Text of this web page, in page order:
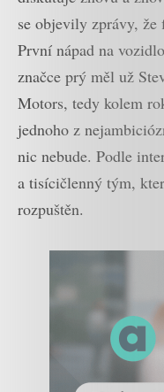
se objevily zprávy, že
První nápad na
značce prý měl už
Motors, tedy kolem
jednoho z
nic nebude. Podle
a tisícičlenný tým,
rozpuštěn.